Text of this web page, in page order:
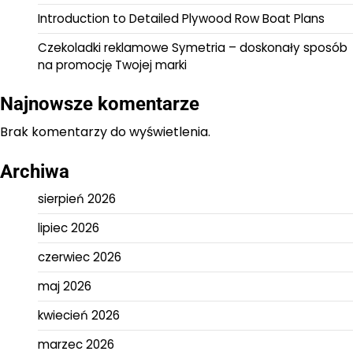
Introduction to Detailed Plywood Row Boat Plans
Czekoladki reklamowe Symetria – doskonały sposób
na promocję Twojej marki
Najnowsze komentarze
Brak komentarzy do wyświetlenia.
Archiwa
sierpień 2026
lipiec 2026
czerwiec 2026
maj 2026
kwiecień 2026
marzec 2026